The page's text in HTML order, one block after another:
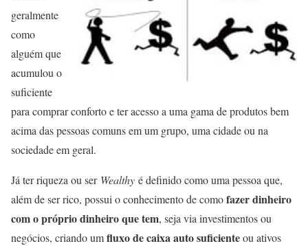
geralmente
como
alguém que
acumulou o
suficiente
para comprar conforto e ter acesso a uma gama de produtos bem
acima das pessoas comuns em um grupo, uma cidade ou na
sociedade em geral.
Já ter riqueza ou ser Wealthy é definido como uma pessoa que,
além de ser rico, possui o conhecimento de comofazer dinheiro
com o próprio dinheiro que tem, seja via investimentos ou
negócios, criando umfluxo de caixa auto suficienteou ativos